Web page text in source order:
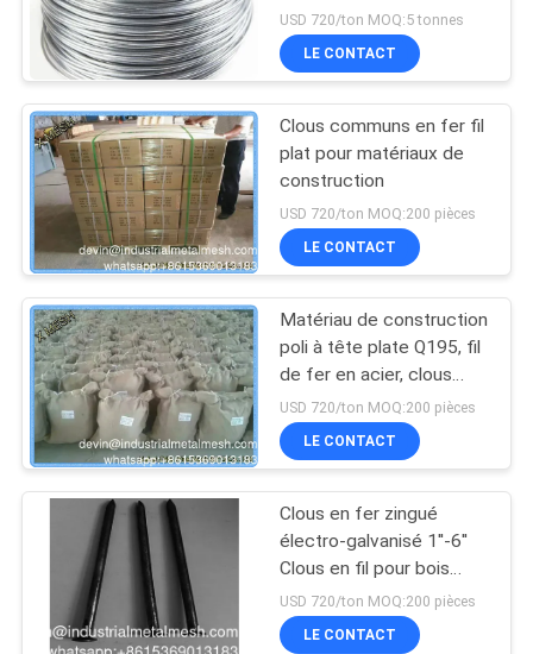
DEMANDEZ
UNE
CITATION
PLAN
DU
SITE
PRIVACY
POLICY
machine à treillis
métallique
73
maillage temporaire
escrime
87
Treillis métallique
soudé
635
de fil de lien
USD 720/ton MOQ:5 tonnes
LE CONTACT
Clous communs en fer fil
plat pour matériaux de
construction
USD 720/ton MOQ:200 pièces
LE CONTACT
Matériau de construction
poli à tête plate Q195, fil
de fer en acier, clous
communs pour le bois et
la construction
USD 720/ton MOQ:200 pièces
LE CONTACT
Clous en fer zingué
électro-galvanisé 1''-6''
Clous en fil pour bois
Clous communs polis
USD 720/ton MOQ:200 pièces
LE CONTACT